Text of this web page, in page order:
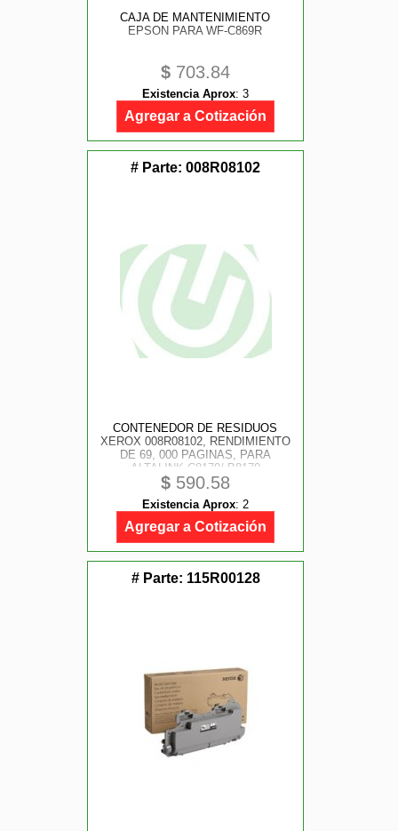
CAJA DE MANTENIMIENTO
EPSON PARA WF-C869R
$ 703.84
Existencia Aprox: 3
Agregar a Cotización
# Parte: 008R08102
CONTENEDOR DE RESIDUOS
XEROX 008R08102, RENDIMIENTO
DE 69, 000 PAGINAS, PARA
ALTALINK C8170/ B8170
$ 590.58
Existencia Aprox: 2
Agregar a Cotización
# Parte: 115R00128